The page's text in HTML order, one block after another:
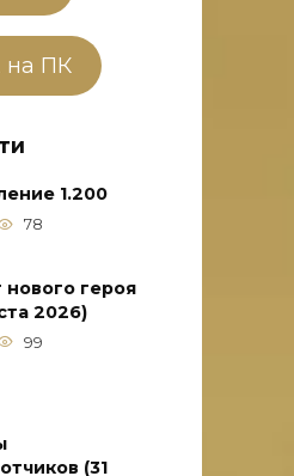
на ПК
1.200
78
нового героя
2026)
99
(31